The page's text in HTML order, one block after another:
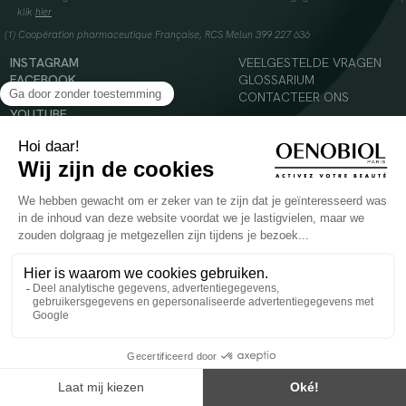
klik hier
(1) Coopération pharmaceutique Française, RCS Melun 399 227 636
INSTAGRAM
FACEBOOK
TIKTOK
YOUTUBE
VEELGESTELDE VRAGEN
GLOSSARIUM
CONTACTEER ONS
Voedingssupplement dat moet worden geconsumeerd als onderdeel van een gevarieerde,
evenwichtige voeding en een gezonde levensstijl. Aanbevolen dagelijkse dosis niet
overschrijden. Enkel voor volwassenen, buiten het bereik van kinderen houden.